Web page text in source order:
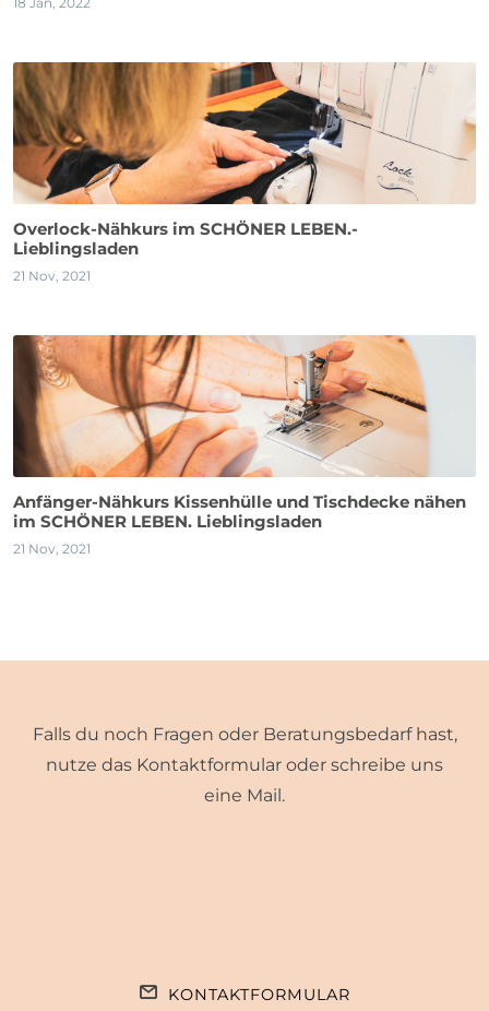
Overlock-Nähkurs im SCHÖNER LEBEN.-
Lieblingsladen
21 Nov, 2021
Anfänger-Nähkurs Kissenhülle und Tischdecke nähen
im SCHÖNER LEBEN. Lieblingsladen
21 Nov, 2021
Falls du noch Fragen oder Beratungsbedarf hast,
nutze das Kontaktformular oder schreibe uns
eine Mail.
KONTAKTFORMULAR